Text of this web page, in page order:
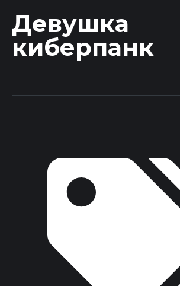
Девушка
киберпанк